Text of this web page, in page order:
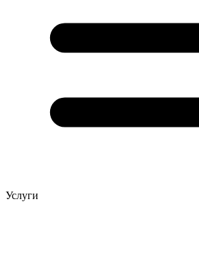
Услуги